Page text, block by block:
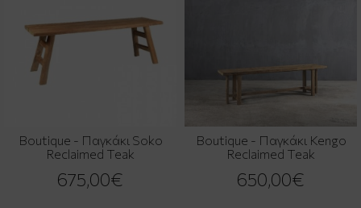
Boutique - Παγκάκι Soko
Reclaimed Teak
675,00€
Boutique - Παγκάκι Kengo
Reclaimed Teak
650,00€